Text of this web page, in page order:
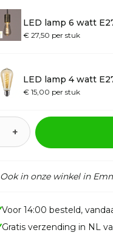
LED lamp 6 watt
€ 27,50 per stuk
LED lamp 4 watt
€ 15,00 per stuk
+
Ook in onze winkel in
Voor 14:00 besteld,
Gratis verzending in NL